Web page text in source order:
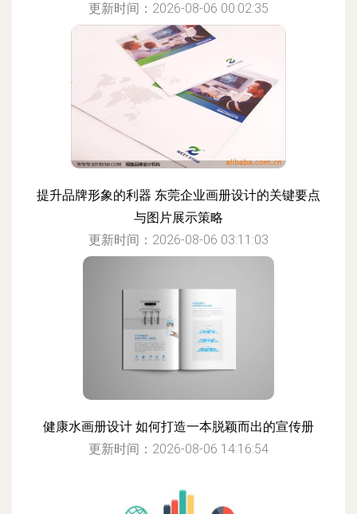
更新时间：2026-08-06 00:02:35
提升品牌形象的利器 东莞企业画册设计的关键要点
与图片展示策略
更新时间：2026-08-06 03:11:03
健康水画册设计 如何打造一本脱颖而出的宣传册
更新时间：2026-08-06 14:16:54